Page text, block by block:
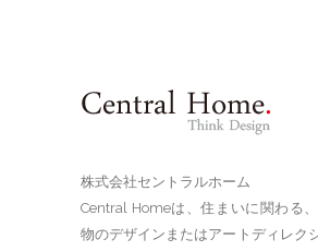
株式会社セントラルホーム
Central Homeは、住まいに関わる
物のデザインまたはアートディレク